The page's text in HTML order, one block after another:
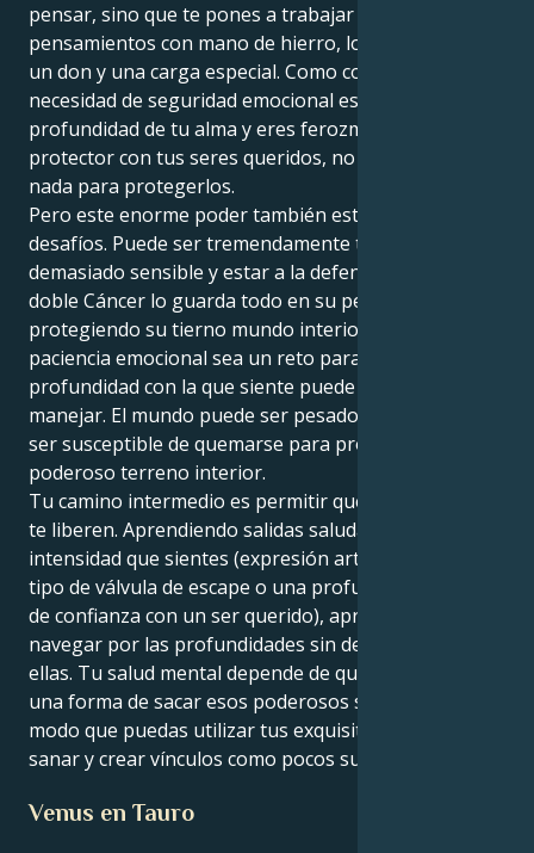
pensar, sino que te pones a trabajar aplicando esos
pensamientos con mano de hierro, lo que puede ser
un don y una carga especial. Como contrapunto a tu
necesidad de seguridad emocional está la
profundidad de tu alma y eres ferozmente leal y
protector con tus seres queridos, no te detienes ante
nada para protegerlos.
Pero este enorme poder también está plagado de
desafíos. Puede ser tremendamente temperamental,
demasiado sensible y estar a la defensiva, ya que el
doble Cáncer lo guarda todo en su pecho,
protegiendo su tierno mundo interior. Puede que la
paciencia emocional sea un reto para usted, ya que la
profundidad con la que siente puede ser difícil de
manejar. El mundo puede ser pesado, y usted puede
ser susceptible de quemarse para proteger su
poderoso terreno interior.
Tu camino intermedio es permitir que tus emociones
te liberen. Aprendiendo salidas saludables para la
intensidad que sientes (expresión artística, algún
tipo de válvula de escape o una profunda conexión
de confianza con un ser querido), aprendes a
navegar por las profundidades sin dejarte tragar por
ellas. Tu salud mental depende de que encuentres
una forma de sacar esos poderosos sentimientos, de
modo que puedas utilizar tus exquisitos dones para
sanar y crear vínculos como pocos sueñan siquiera.
Venus en Tauro